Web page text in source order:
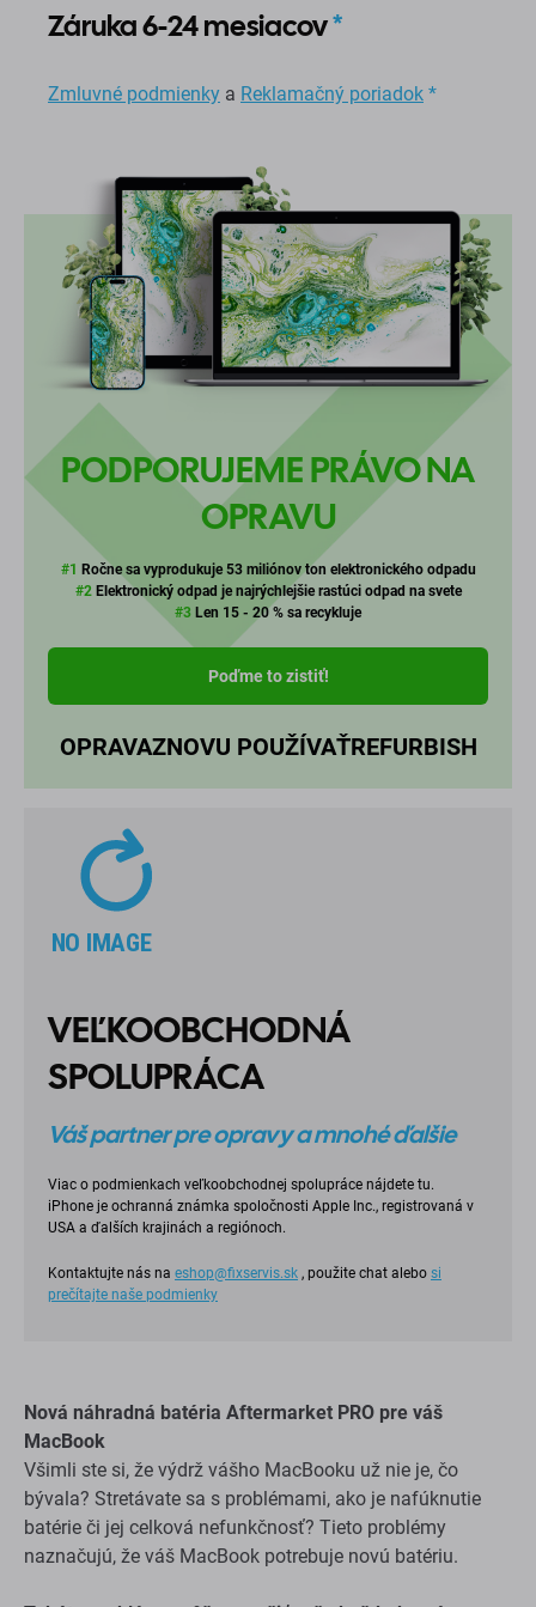
Záruka 6-24 mesiacov*
Zmluvné podmienky a Reklamačný poriadok *
PODPORUJEME PRÁVO NA
OPRAVU
#1 Ročne sa vyprodukuje 53 miliónov ton elektronického odpadu
#2Elektronický odpad je najrýchlejšie rastúci odpad na svete
#3 Len 15 - 20 % sa recykluje
Poďme to zistiť!
OPRAVAZNOVU POUŽÍVAŤREFURBISH
VEĽKOOBCHODNÁ
SPOLUPRÁCA
Viac o podmienkach veľkoobchodnej spolupráce nájdete tu.
iPhone je ochranná známka spoločnosti Apple Inc., registrovaná v
Kontaktujte nás naeshop@fixservis.sk
Nová náhradná batéria Aftermarket PRO pre váš
MacBook
Všimli ste si, že výdrž vášho MacBooku už nie je, čo
bývala? Stretávate sa s problémami, ako je nafúknutie
batérie či jej celková nefunkčnosť? Tieto problémy